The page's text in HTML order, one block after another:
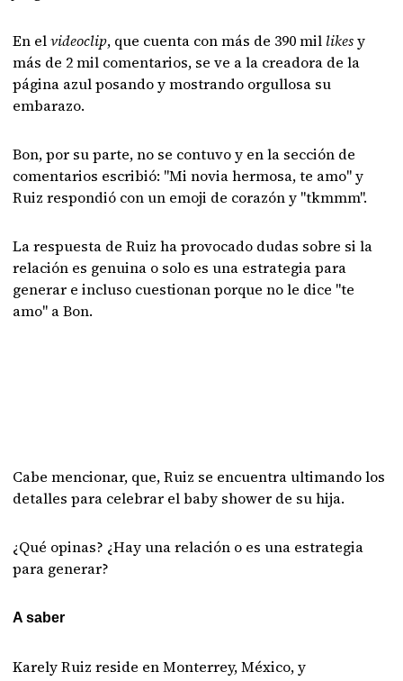
En elvideoclip, que cuenta con más de 390 mil likesy
más de 2 mil comentarios, se ve a la creadora de la
página azul posando y mostrando orgullosa su
embarazo.
Bon, por su parte, no se contuvo y en la sección de
comentarios escribió: "Mi novia hermosa, te amo" y
Ruiz respondió con un emoji de corazón y "tkmmm".
La respuesta de Ruiz ha provocado dudas sobre si la
relación es genuina o solo es una estrategia para
generar e incluso cuestionan porque no le dice "te
amo" a Bon.
Cabe mencionar, que, Ruiz se encuentra ultimando los
detalles para celebrar el baby shower de su hija.
¿Qué opinas? ¿Hay una relación o es una estrategia
para generar?
A saber
Karely Ruiz reside en Monterrey, México, y